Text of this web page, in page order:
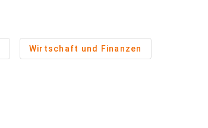
Wirtschaft und Finanzen